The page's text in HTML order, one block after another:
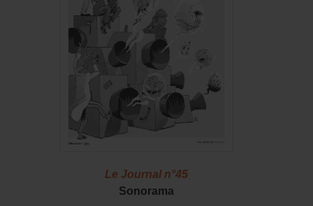
Le Journal n°45
Sonorama